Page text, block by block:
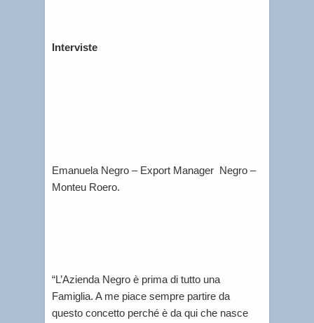
Interviste
Emanuela Negro – Export Manager Negro –
Monteu Roero.
“L’Azienda Negro è prima di tutto una
Famiglia. A me piace sempre partire da
questo concetto perché è da qui che nasce